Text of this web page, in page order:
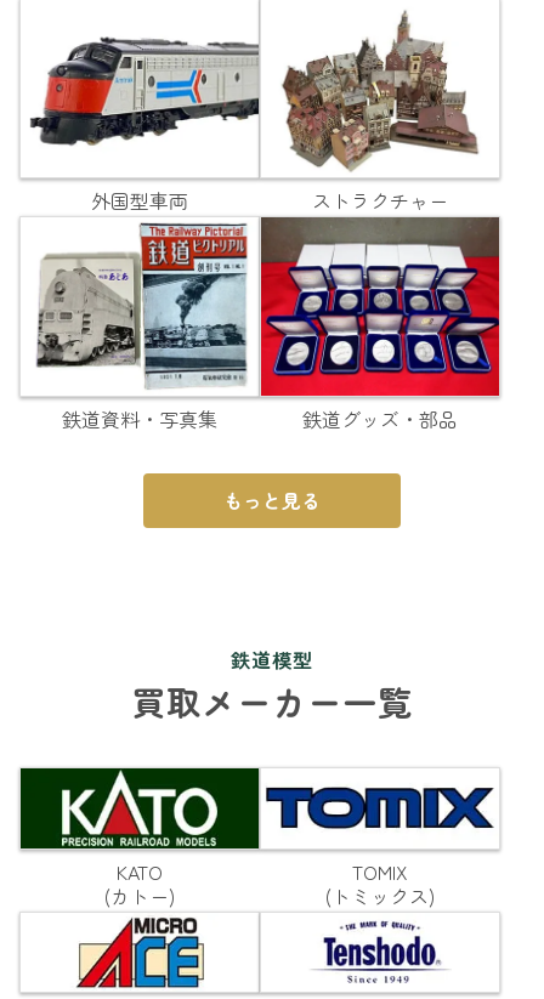
外国型車両 ストラクチャー
鉄道資料・写真集 鉄道グッズ・部品
もっと見る
鉄道模型
買取メーカー一覧
KATO
(カトー)
TOMIX
(トミックス)